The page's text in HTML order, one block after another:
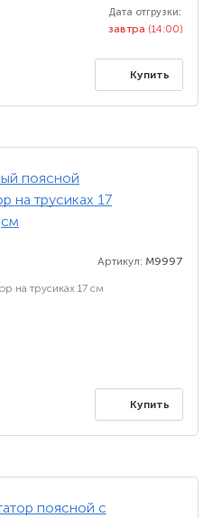
Дата отгрузки:
завтра (14:00)
Купить
Артикул: M9997
на трусиках 17 см
Купить